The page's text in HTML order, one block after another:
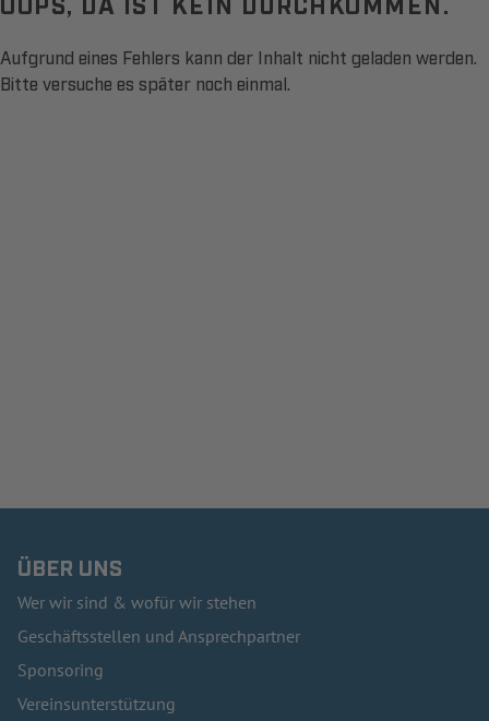
Aufgrund eines Fehlers kann der Inhalt nicht geladen werden.
Bitte versuche es später noch einmal.
ÜBER UNS
Wer wir sind & wofür wir stehen
Geschäftsstellen und Ansprechpartner
Sponsoring
Vereinsunterstützung